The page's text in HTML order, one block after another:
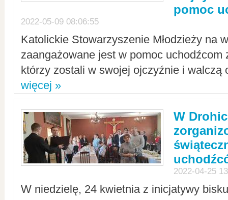
pomoc
2022-05-09 08:06:55
Katolickie Stowarzyszenie Młodzieży na
zaangażowane jest w pomoc uchodźcom
którzy zostali w swojej ojczyźnie i walczą
więcej »
W
2022-04-25
W niedzielę, 24 kwietnia z inicjatywy